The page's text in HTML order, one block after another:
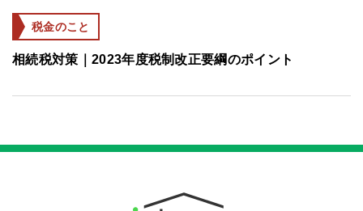
税金のこと
相続税対策｜2023年度税制改正要綱のポイント